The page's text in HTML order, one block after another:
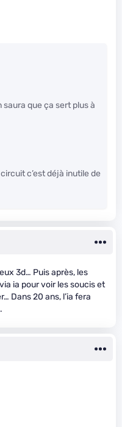
saura que ça sert plus à
c’est déjà inutile de
3d… Puis après, les
ia pour voir les soucis et
Dans 20 ans, l’ia fera